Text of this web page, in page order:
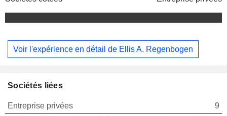
Voir l'expérience en détail de Ellis A. Regenbogen
Sociétés liées
Entreprise privées
9